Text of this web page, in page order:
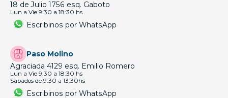
18 de Julio 1756 esq. Gaboto
Lun a Vie 9:30 a 18:30 hs
Escribinos por WhatsApp
Paso Molino
Agraciada 4129 esq. Emilio Romero
Lun a Vie 9:30 a 18:30 hs
Sabados de 9:30 a 13:30hs
Escribinos por WhatsApp